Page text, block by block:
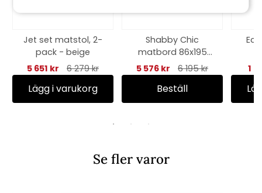
Jet set matstol, 2-
pack - beige
5 651 kr
6 279 kr
Lägg i varukorg
Shabby Chic
matbord 86x195
cm - grå/vit
5 576 kr 6 195 kr
Beställ
1
Se fler varor